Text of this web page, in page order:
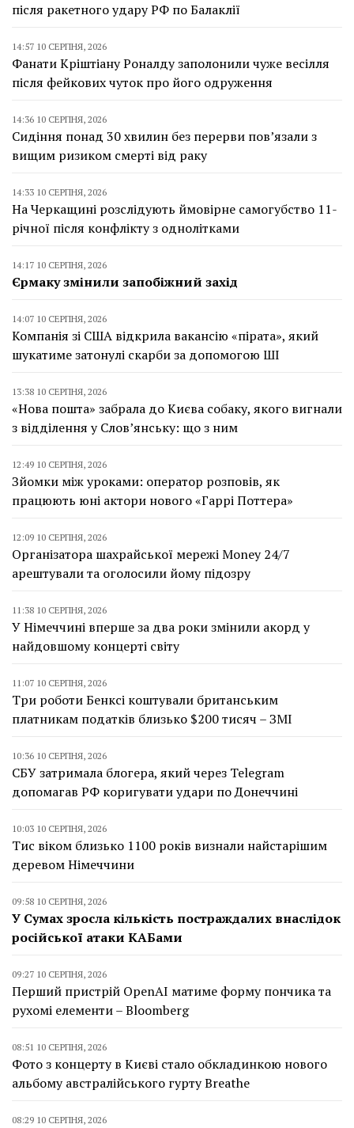
після ракетного удару РФ по Балаклії
14:57 10 СЕРПНЯ, 2026
Фанати Кріштіану Роналду заполонили чуже весілля
після фейкових чуток про його одруження
14:36 10 СЕРПНЯ, 2026
Сидіння понад 30 хвилин без перерви пов’язали з
вищим ризиком смерті від раку
14:33 10 СЕРПНЯ, 2026
На Черкащині розслідують ймовірне самогубство 11-
річної після конфлікту з однолітками
14:17 10 СЕРПНЯ, 2026
Єрмаку змінили запобіжний захід
14:07 10 СЕРПНЯ, 2026
Компанія зі США відкрила вакансію «пірата», який
шукатиме затонулі скарби за допомогою ШІ
13:38 10 СЕРПНЯ, 2026
«Нова пошта» забрала до Києва собаку, якого вигнали
з відділення у Слов’янську: що з ним
12:49 10 СЕРПНЯ, 2026
Зйомки між уроками: оператор розповів, як
працюють юні актори нового «Гаррі Поттера»
12:09 10 СЕРПНЯ, 2026
Організатора шахрайської мережі Money 24/7
арештували та оголосили йому підозру
11:38 10 СЕРПНЯ, 2026
У Німеччині вперше за два роки змінили акорд у
найдовшому концерті світу
11:07 10 СЕРПНЯ, 2026
Три роботи Бенксі коштували британським
платникам податків близько $200 тисяч – ЗМІ
10:36 10 СЕРПНЯ, 2026
СБУ затримала блогера, який через Telegram
допомагав РФ коригувати удари по Донеччині
10:03 10 СЕРПНЯ, 2026
Тис віком близько 1100 років визнали найстарішим
деревом Німеччини
09:58 10 СЕРПНЯ, 2026
У Сумах зросла кількість постраждалих внаслідок
російської атаки КАБами
09:27 10 СЕРПНЯ, 2026
Перший пристрій OpenAI матиме форму пончика та
рухомі елементи – Bloomberg
08:51 10 СЕРПНЯ, 2026
Фото з концерту в Києві стало обкладинкою нового
альбому австралійського гурту Breathe
08:29 10 СЕРПНЯ, 2026